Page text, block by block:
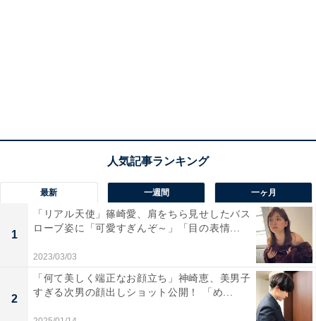
最新 一週間 一ヶ月
1
「リアル天使」篠崎愛、肩をちら見せしたバス
ローブ姿に「可愛すぎんぞ～」「目の表情...
2023/03/03
2
「何て美しく端正なお顔立ち」神崎恵、美男子
すぎる次男の顔出しショット公開！ 「め...